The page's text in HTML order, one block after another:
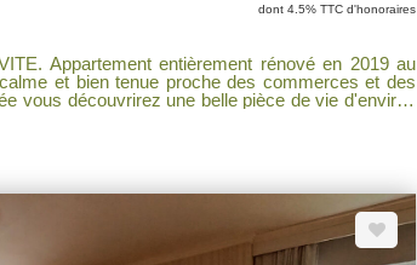
dont 4.5% TTC d'honoraires
et bien tenue proche des commerces et des
vous découvrirez une belle pièce de vie d'environ
CAVE, ET GARAGE FERME DANS LA COUR